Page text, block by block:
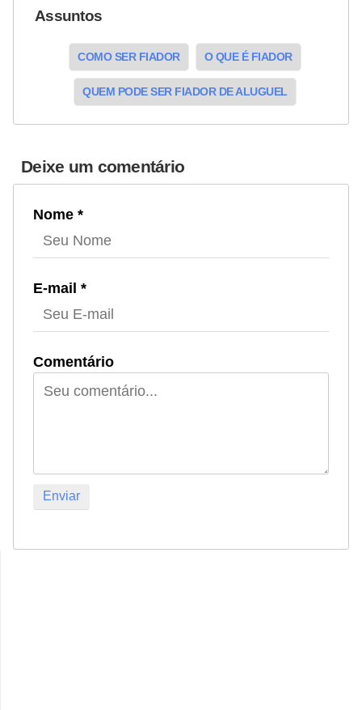
Assuntos
COMO SER FIADOR O QUE É FIADOR
QUEM PODE SER FIADOR DE ALUGUEL
Deixe um comentário
Nome *
E-mail *
Comentário